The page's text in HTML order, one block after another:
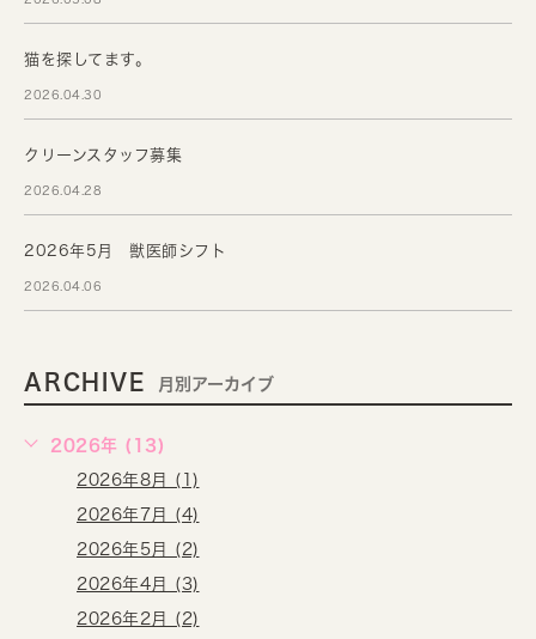
猫を探してます。
2026.04.30
クリーンスタッフ募集
2026.04.28
2026年5月 獣医師シフト
2026.04.06
ARCHIVE 月別アーカイブ
2026年 (13)
2026年8月 (1)
2026年7月 (4)
2026年5月 (2)
2026年4月 (3)
2026年2月 (2)